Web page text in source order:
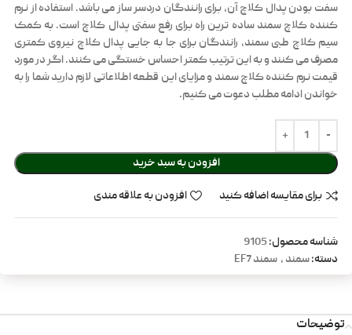
سفت بودن پدال کلاچ آن، برای رانندگان دردسر ساز می باشد. استفاده از نرم
کننده کلاچ سمند ساده ترین راه برای رفع سفتی پدال کلاچ است. به کمک
سیم کلاچ طبی سمند، رانندگان برای جا به جایی پدال کلاچ نیروی کمتری
مصرف می کنند و به این ترتیب کمتر احساس خستگی می کنند. اگر در مورد
قیمت نرم کننده کلاچ سمند و مزایای این قطعه اطلاعاتی لازم دارید شما را به
خواندن ادامه مطلب دعوت می کنیم.
افزودن به سبد خرید
برای مقایسه اضافه کنید افزودن به علاقه مندی
شناسه محصول:9105
دسته:سمند , سمند EF7
توضیحات